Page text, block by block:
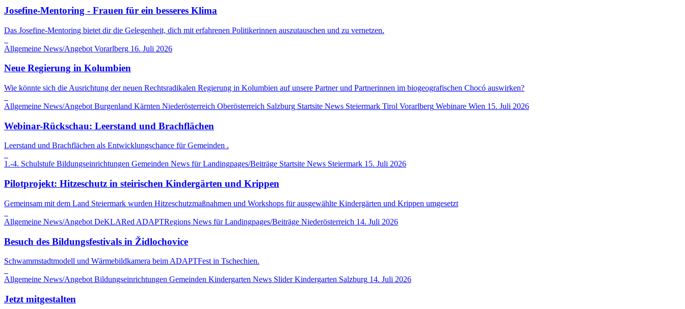
Josefine-Mentoring - Frauen für ein besseres Klima
Das Josefine-Mentoring bietet dir die Gelegenheit, dich mit erfahrenen Politikerinnen auszutauschen und zu vernetzen.
Allgemeine News/Angebot Vorarlberg 16. Juli 2026
Neue Regierung in Kolumbien
Wie könnte sich die Ausrichtung der neuen Rechtsradikalen Regierung in Kolumbien auf unsere Partner und Partnerinnen im biogeografischen Chocó auswirken?
Allgemeine News/Angebot Burgenland Kärnten Niederösterreich Oberösterreich Salzburg Startsite News Steiermark Tirol Vorarlberg Webinare Wien 15. Juli 2026
Webinar-Rückschau: Leerstand und Brachflächen
Leerstand und Brachflächen als Entwicklungschance für Gemeinden .
1.-4. Schulstufe Bildungseinrichtungen Gemeinden News für Landingpages/Beiträge Startsite News Steiermark 15. Juli 2026
Pilotprojekt: Hitzeschutz in steirischen Kindergärten und Krippen
Gemeinsam mit dem Land Steiermark wurden Hitzeschutzmaßnahmen und Workshops für ausgewählte Kindergärten und Krippen umgesetzt
Allgemeine News/Angebot DeKLARed ADAPTRegions News für Landingpages/Beiträge Niederösterreich 14. Juli 2026
Besuch des Bildungsfestivals in Židlochovice
Schwammstadtmodell und Wärmebildkamera beim ADAPTFest in Tschechien.
Allgemeine News/Angebot Bildungseinrichtungen Gemeinden Kindergarten News Slider Kindergarten Salzburg 14. Juli 2026
Jetzt mitgestalten